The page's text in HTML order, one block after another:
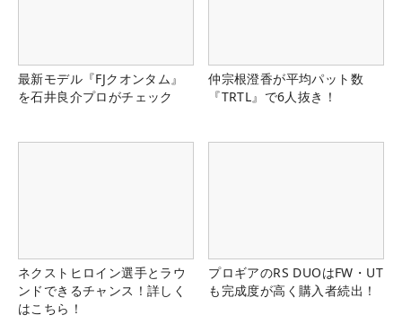
最新モデル『FJクオンタム』
を石井良介プロがチェック
仲宗根澄香が平均パット数
『TRTL』で6人抜き！
ネクストヒロイン選手とラウ
ンドできるチャンス！詳しく
はこちら！
プロギアのRS DUOはFW・UT
も完成度が高く購入者続出！